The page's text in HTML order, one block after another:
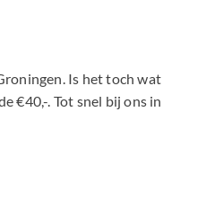
Is het toch wat
€40,-. Tot snel bij ons in